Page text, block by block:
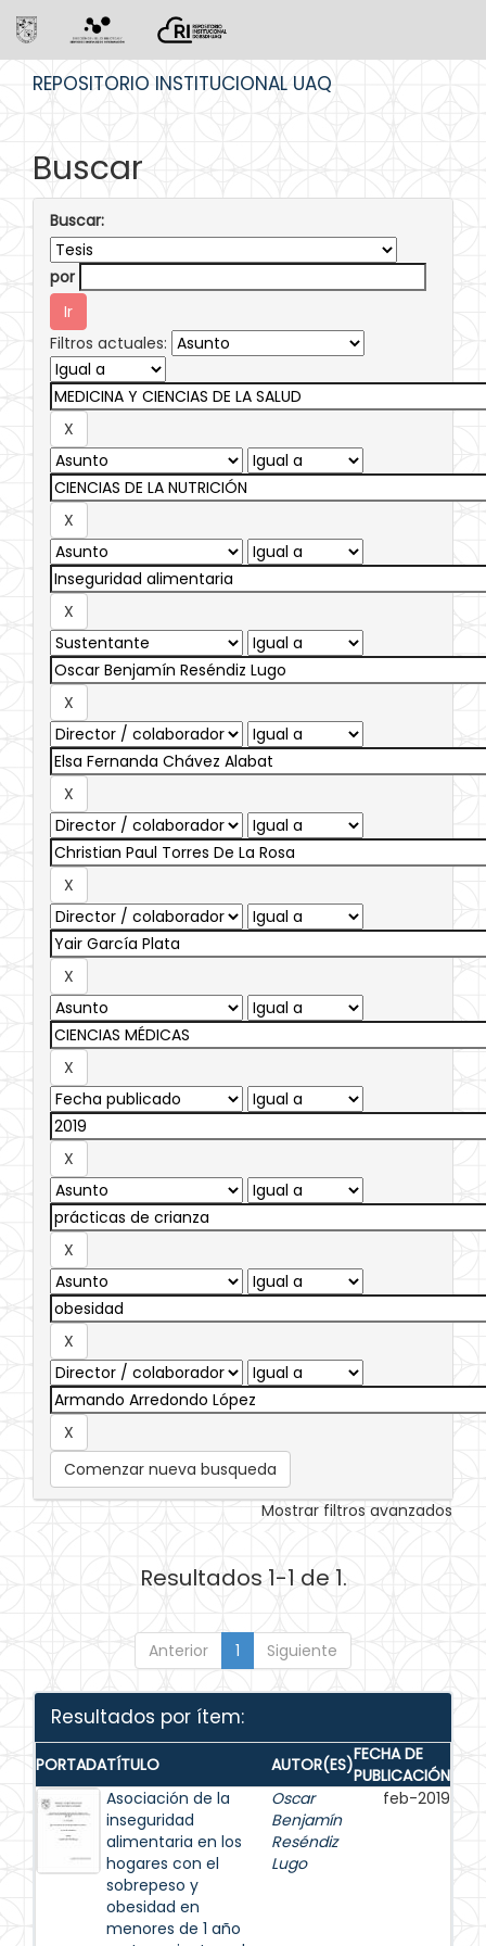
REPOSITORIO INSTITUCIONAL UAQ
Buscar
Buscar:
por
Filtros actuales:
Comenzar nueva busqueda
Mostrar filtros avanzados
Resultados 1-1 de 1.
Anterior 1 Siguiente
Resultados por ítem:
PORTADATÍTULO AUTOR(ES)FECHA DE
PUBLICACIÓN
Asociación de la
inseguridad
alimentaria en los
hogares con el
sobrepeso y
obesidad en
menores de 1 año
Oscar
Benjamín
Reséndiz
Lugo
feb-2019